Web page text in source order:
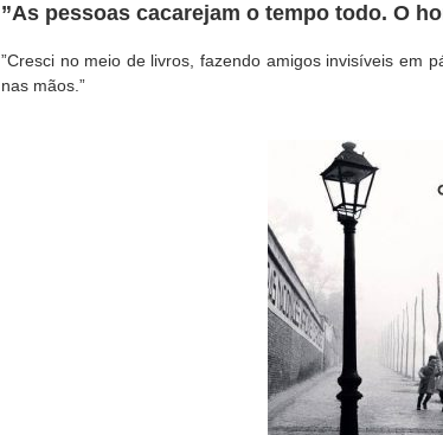
”As pessoas cacarejam o tempo todo. O
”Cresci no meio de livros, fazendo amigos invisíveis em
nas mãos.”